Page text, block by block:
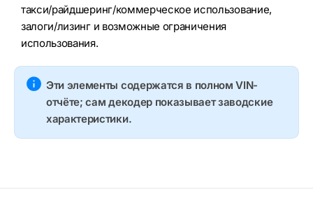
такси/райдшеринг/коммерческое использование,
залоги/лизинг и возможные ограничения
использования.
Эти элементы содержатся в полном VIN-
отчёте; сам декодер показывает заводские
характеристики.